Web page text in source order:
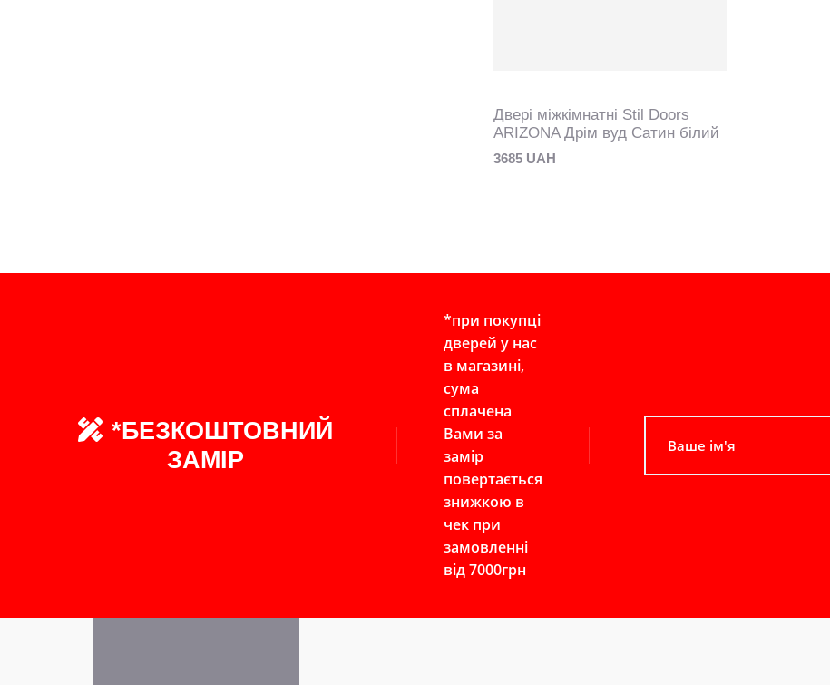
Двері міжкімнатні Stil Doors
ARIZONA Дрім вуд Сатин білий
3685 UAH
*БЕЗКОШТОВНИЙ
ЗАМІР
*при покупці
дверей у нас
в магазині,
сума
сплачена
Вами за
замір
повертається
знижкою в
чек при
замовленні
від 7000грн